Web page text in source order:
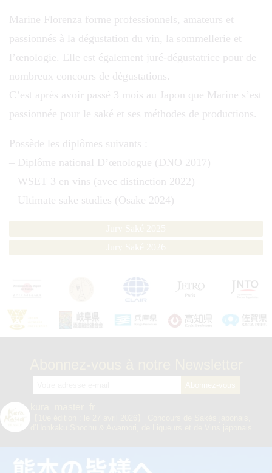
Marine Florenza forme professionnels, amateurs et
passionnés à la dégustation du vin, la sommellerie et
l’œnologie. Elle est également juré-dégustatrice pour de
nombreux concours de dégustations.
C’est après avoir passé 3 mois au Japon que Marine s’est
passionnée pour le saké et ses méthodes de productions.
Possède les diplômes suivants :
– Diplôme national D’œnologue (DNO 2017)
– WSET 3 en vins (avec distinction 2022)
– Ultimate sake studies (Osake 2024)